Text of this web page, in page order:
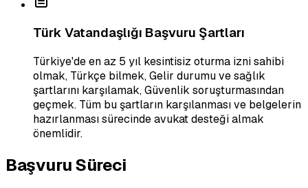
Türk Vatandaşlığı Başvuru Şartları
Türkiye'de en az 5 yıl kesintisiz oturma izni sahibi
olmak, Türkçe bilmek, Gelir durumu ve sağlık
şartlarını karşılamak, Güvenlik soruşturmasından
geçmek. Tüm bu şartların karşılanması ve belgelerin
hazırlanması sürecinde avukat desteği almak
önemlidir.
Başvuru Süreci